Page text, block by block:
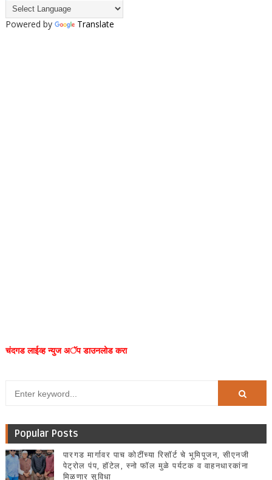
Powered by Translate
चंदगड लाईव्ह न्युज अॅप डाउनलोड करा
Popular Posts
पारगड मार्गावर पाच कोटींच्या रिसॉर्ट चे भूमिपूजन, सीएनजी
पेट्रोल पंप, हॉटेल, स्नो फॉल मुळे पर्यटक व वाहनधारकांना
मिळणार सुविधा